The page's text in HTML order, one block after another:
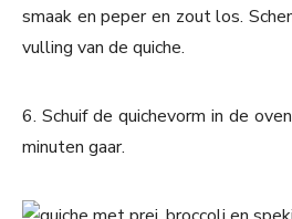
smaak en peper en zout los.
vulling van de quiche.
6. Schuif de quichevorm in de
minuten gaar.